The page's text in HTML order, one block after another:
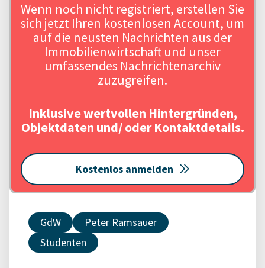
Wenn noch nicht registriert, erstellen Sie
sich jetzt Ihren kostenlosen Account, um
auf die neusten Nachrichten aus der
Immobilienwirtschaft und unser
umfassendes Nachrichtenarchiv
zuzugreifen.
Inklusive wertvollen Hintergründen,
Objektdaten und/ oder Kontaktdetails.
Kostenlos anmelden
GdW
Peter Ramsauer
Studenten